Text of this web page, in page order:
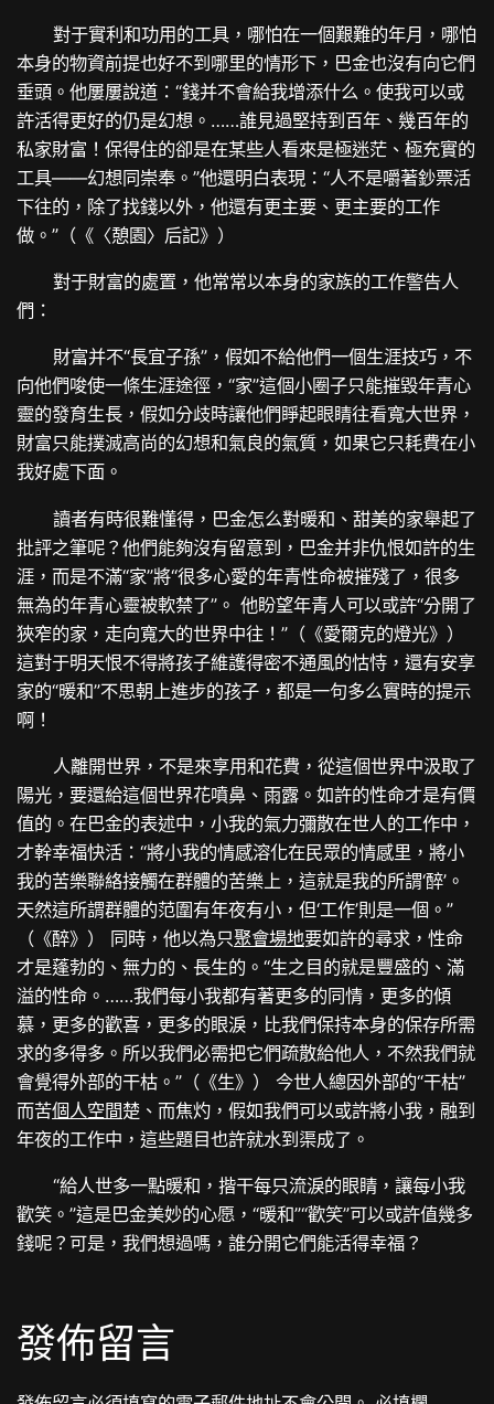
對于實利和功用的工具，哪怕在一個艱難的年月，哪怕
本身的物資前提也好不到哪里的情形下，巴金也沒有向它們
垂頭。他屢屢說道：“錢并不會給我增添什么。使我可以或
許活得更好的仍是幻想。……誰見過堅持到百年、幾百年的
私家財富！保得住的卻是在某些人看來是極迷茫、極充實的
工具——幻想同崇奉。”他還明白表現：“人不是嚼著鈔票活
下往的，除了找錢以外，他還有更主要、更主要的工作
做。”（《〈憩園〉后記》）
對于財富的處置，他常常以本身的家族的工作警告人
們：
財富并不“長宜子孫”，假如不給他們一個生涯技巧，不
向他們唆使一條生涯途徑，“家”這個小圈子只能摧毀年青心
靈的發育生長，假如分歧時讓他們睜起眼睛往看寬大世界，
財富只能撲滅高尚的幻想和氣良的氣質，如果它只耗費在小
我好處下面。
讀者有時很難懂得，巴金怎么對暖和、甜美的家舉起了
批評之筆呢？他們能夠沒有留意到，巴金并非仇恨如許的生
涯，而是不滿“家”將“很多心愛的年青性命被摧殘了，很多
無為的年青心靈被軟禁了”。 他盼望年青人可以或許“分開了
狹窄的家，走向寬大的世界中往！”（《愛爾克的燈光》）
這對于明天恨不得將孩子維護得密不通風的怙恃，還有安享
家的“暖和”不思朝上進步的孩子，都是一句多么實時的提示
啊！
人離開世界，不是來享用和花費，從這個世界中汲取了
陽光，要還給這個世界花噴鼻、雨露。如許的性命才是有價
值的。在巴金的表述中，小我的氣力彌散在世人的工作中，
才幹幸福快活：“將小我的情感溶化在民眾的情感里，將小
我的苦樂聯絡接觸在群體的苦樂上，這就是我的所謂‘醉’。
天然這所謂群體的范圍有年夜有小，但‘工作’則是一個。”
（《醉》） 同時，他以為只聚會場地要如許的尋求，性命
才是蓬勃的、無力的、長生的。“生之目的就是豐盛的、滿
溢的性命。……我們每小我都有著更多的同情，更多的傾
慕，更多的歡喜，更多的眼淚，比我們保持本身的保存所需
求的多得多。所以我們必需把它們疏散給他人，不然我們就
會覺得外部的干枯。”（《生》） 今世人總因外部的“干枯”
而苦個人空間楚、而焦灼，假如我們可以或許將小我，融到
年夜的工作中，這些題目也許就水到渠成了。
“給人世多一點暖和，揩干每只流淚的眼睛，讓每小我
歡笑。”這是巴金美妙的心愿，“暖和”“歡笑”可以或許值幾多
錢呢？可是，我們想過嗎，誰分開它們能活得幸福？
發佈留言